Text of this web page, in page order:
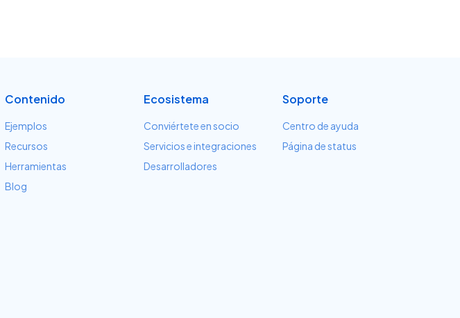
Contenido
Ejemplos
Recursos
Herramientas
Blog
Ecosistema
Conviértete en socio
Servicios e integraciones
Desarrolladores
Soporte
Centro de ayuda
Página de status